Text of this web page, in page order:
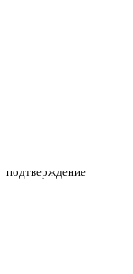
подтверждение